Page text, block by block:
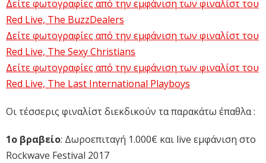
Δείτε φωτογραφίες από την εμφάνιση των φιναλίστ του
Red Live, The BuzzDealers
Δείτε φωτογραφίες από την εμφάνιση των φιναλίστ του
Red Live, The Sexy Christians
Δείτε φωτογραφίες από την εμφάνιση των φιναλίστ του
Red Live, The Last International Playboys
Οι τέσσερις φιναλίστ διεκδικούν τα παρακάτω έπαθλα :
1ο βραβείο: Δωροεπιταγή 1.000€ και live εμφάνιση στο
Rockwave Festival 2017